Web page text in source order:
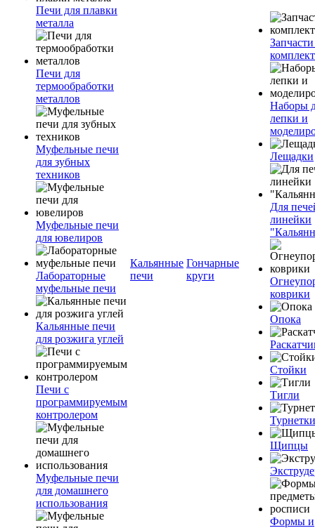
Печи для плавки
металла
Печи для
термообработки
металлов
Муфельные печи
для зубных
техников
Муфельные печи
для ювелиров
Лабораторные
муфельные печи
Кальянные печи
для розжига углей
Печи с
программируемым
контролером
Муфельные печи
для домашнего
использования
Кальянные
печи
Гончарные
круги
Наборы
лепки и
Лещадки
Для
линейки
коврики
Опока
Стойки
Тигли
Турнетки
Щипцы
Формы и